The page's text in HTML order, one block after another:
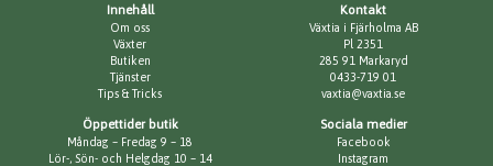
Innehåll
Om oss
Växter
Butiken
Tjänster
Tips & Tricks
Kontakt
Växtia i Fjärholma AB
Pl 2351
285 91 Markaryd
0433-719 01
vaxtia@vaxtia.se
Öppettider butik
Måndag – Fredag 9 – 18
Lör-, Sön- och Helgdag 10 – 14
Sociala medier
Facebook
Instagram